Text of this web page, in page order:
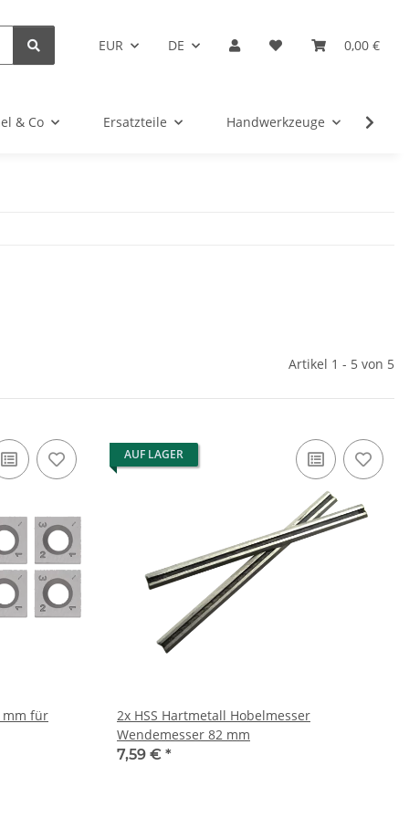
EUR DE 0,00 €
& Co Ersatzteile Handwerkzeuge
Artikel 1 - 5 von 5
mm für
AUF LAGER
2x HSS Hartmetall Hobelmesser
Wendemesser 82 mm
7,59 € *